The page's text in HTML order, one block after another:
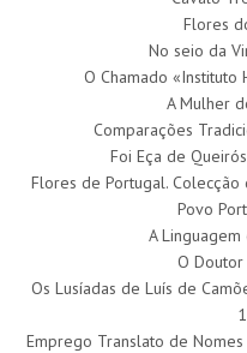
Flores
No seio da
O Chamado «Instituto
A Mulher
Comparações
Foi Eça de
Flores de Portugal. Colecção
Povo
A
O
Os Lusíadas de Luís de
Emprego Translato de Nomes